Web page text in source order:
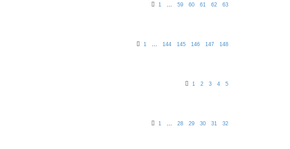
1 … 59 60 61 62 63
1 … 144 145 146 147 148
1 2 3 4 5
1 … 28 29 30 31 32